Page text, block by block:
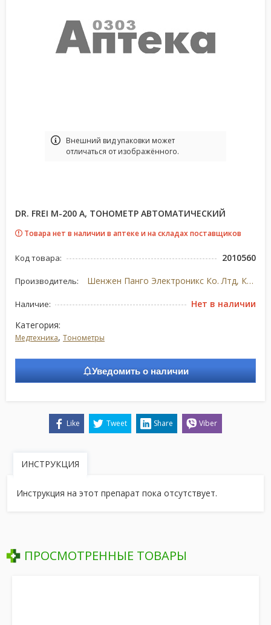
Bнешний вид упаковки может
отличаться от изображённого.
DR. FREI M-200 A, ТОНОМЕТР АВТОМАТИЧЕСКИЙ
Товара нет в наличии в аптеке и на складах поставщиков
Код товара: 2010560
Производитель: Шенжен Панго Электроникс Ко. Лтд, Китай
Наличие:
Нет в наличии
Категория:
Медтехника, Тонометры
Уведомить о наличии
Like Tweet Share Viber
ИНСТРУКЦИЯ
Инструкция на этот препарат пока отсутствует.
ПРОСМОТРЕННЫЕ ТОВАРЫ